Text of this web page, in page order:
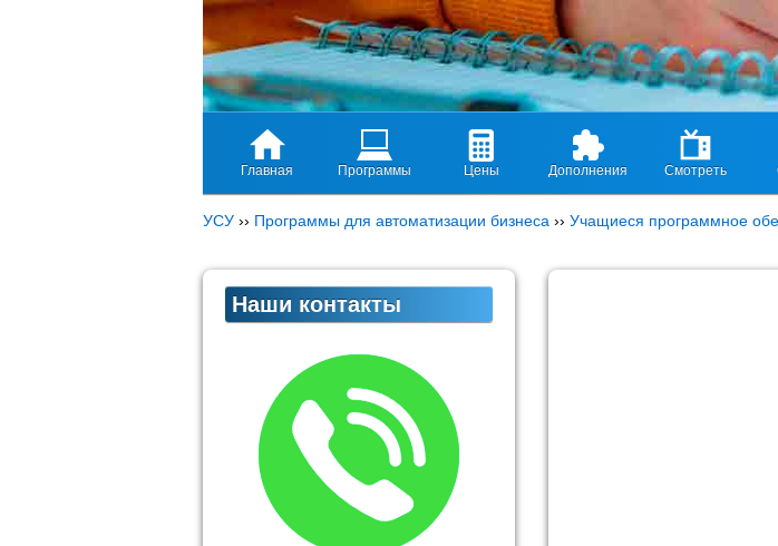
Главная Программы Цены Дополнения Смотреть
УСУ ›› Программы для автоматизации бизнеса ›› Учащиеся программное
Наши контакты